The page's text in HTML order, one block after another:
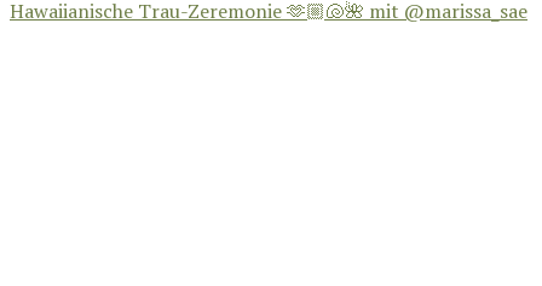
Hawaiianische Trau-Zeremonie 🫶🏼🐚🌺 mit @marissa_sae